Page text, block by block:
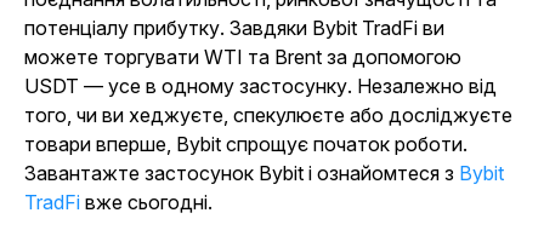
потенціалу прибутку. Завдяки Bybit TradFi ви
можете торгувати WTI та Brent за допомогою
USDT — усе в одному застосунку. Незалежно від
того, чи ви хеджуєте, спекулюєте або досліджуєте
товари вперше, Bybit спрощує початок роботи.
Завантажте застосунок Bybit і ознайомтеся з Bybit
TradFi вже сьогодні.